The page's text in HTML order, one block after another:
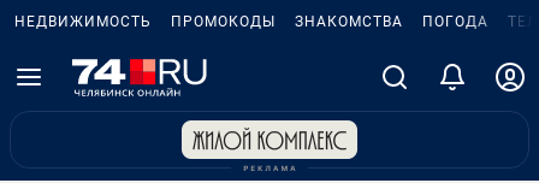
НЕДВИЖИМОСТЬ ПРОМОКОДЫ ЗНАКОМСТВА ПОГОДА